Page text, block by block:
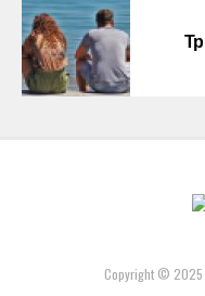
Copyright © 2025